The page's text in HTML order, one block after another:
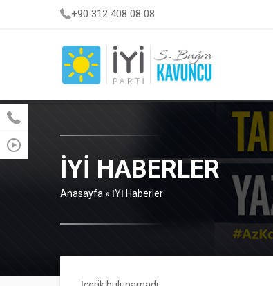
+90 312 408 08 08
İYİ HABERLER
Anasayfa » İYİ Haberler